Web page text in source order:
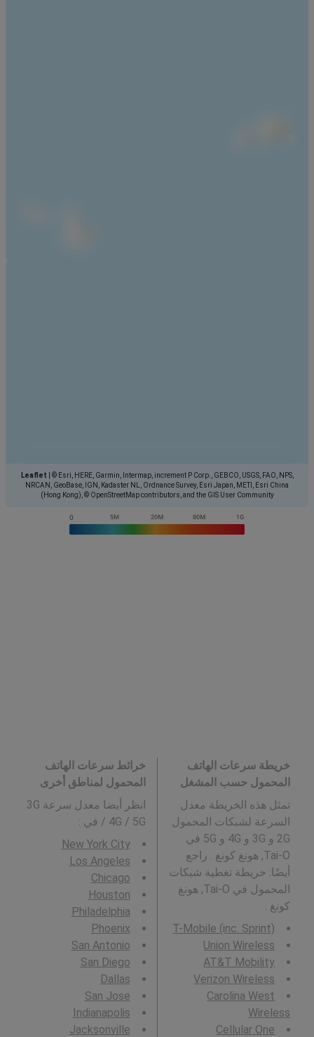
Leaflet
© Esri, HERE, Garmin, Intermap, increment P Corp., GEBCO, USGS, FAO, NPS,
NRCAN, GeoBase, IGN, Kadaster NL, Ordnance Survey, Esri Japan, METI, Esri China
(Hong Kong), © OpenStreetMap contributors, and the GIS User Community
خريطة سرعات الهاتف
المحمول حسب المشغل
تمثل هذه الخريطة معدل
السرعة لشبكات المحمول
2G و 3G و 4G و 5G في
Tai-O, هونغ كونغ . راجع
أيضًا: خريطة تغطية شبكات
المحمول في Tai-O, هونغ
كونغ .
T-Mobile (inc. Sprint)
Union Wireless
AT&T Mobility
Verizon Wireless
Carolina West
Wireless
Cellular One
خرائط سرعات الهاتف
المحمول لمناطق أخرى
انظر أيضا معدل سرعة 3G
/ 4G / 5G في
:
New York City
Los Angeles
Chicago
Houston
Philadelphia
Phoenix
San Antonio
San Diego
Dallas
San Jose
Indianapolis
Jacksonville